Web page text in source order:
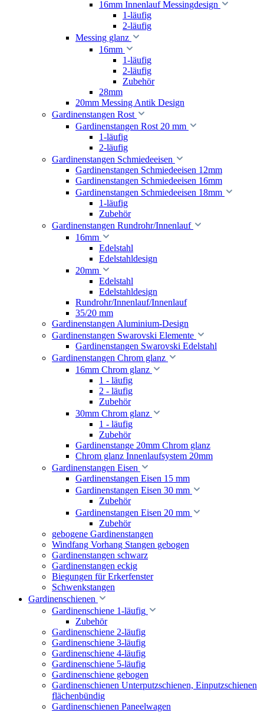
16mm Innenlauf Messingdesign
1-läufig
2-läufig
Messing glanz
16mm
1-läufig
2-läufig
Zubehör
28mm
20mm Messing Antik Design
Gardinenstangen Rost
Gardinenstangen Rost 20 mm
1-läufig
2-läufig
Gardinenstangen Schmiedeeisen
Gardinenstangen Schmiedeeisen 12mm
Gardinenstangen Schmiedeeisen 16mm
Gardinenstangen Schmiedeeisen 18mm
1-läufig
Zubehör
Gardinenstangen Rundrohr/Innenlauf
16mm
Edelstahl
Edelstahldesign
20mm
Edelstahl
Edelstahldesign
Rundrohr/Innenlauf/Innenlauf
35/20 mm
Gardinenstangen Aluminium-Design
Gardinenstangen Swarovski Elemente
Gardinenstangen Swarovski Edelstahl
Gardinenstangen Chrom glanz
16mm Chrom glanz
1 - läufig
2 - läufig
Zubehör
30mm Chrom glanz
1 - läufig
Zubehör
Gardinenstange 20mm Chrom glanz
Chrom glanz Innenlaufsystem 20mm
Gardinenstangen Eisen
Gardinenstangen Eisen 15 mm
Gardinenstangen Eisen 30 mm
Zubehör
Gardinenstangen Eisen 20 mm
Zubehör
gebogene Gardinenstangen
Windfang Vorhang Stangen gebogen
Gardinenstangen schwarz
Gardinenstangen eckig
Biegungen für Erkerfenster
Schwenkstangen
Gardinenschienen
Gardinenschiene 1-läufig
Zubehör
Gardinenschiene 2-läufig
Gardinenschiene 3-läufig
Gardinenschiene 4-läufig
Gardinenschiene 5-läufig
Gardinenschiene gebogen
Gardinenschienen Unterputzschienen, Einputzschienen
flächenbündig
Gardinenschienen Paneelwagen